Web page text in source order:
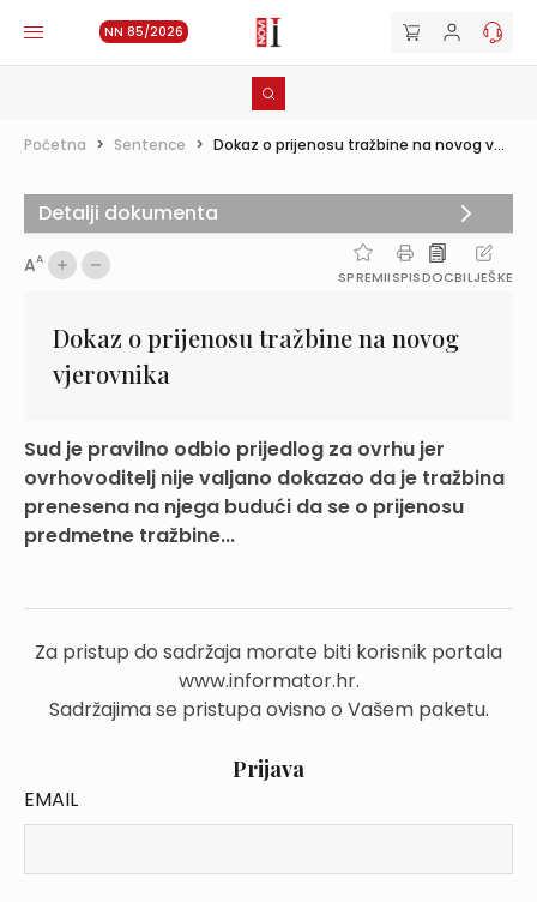
NN 85/2026
Početna > Sentence > Dokaz o prijenosu tražbine na novog v...
AA
SPREMIISPISDOCBILJEŠKE
Dokaz o prijenosu tražbine na novog
vjerovnika
Sud je pravilno odbio prijedlog za ovrhu jer
ovrhovoditelj nije valjano dokazao da je tražbina
prenesena na njega budući da se o prijenosu
predmetne tražbine...
Za pristup do sadržaja morate biti korisnik portala
www.informator.hr.
Sadržajima se pristupa ovisno o Vašem paketu.
Prijava
EMAIL
Detalji dokumenta